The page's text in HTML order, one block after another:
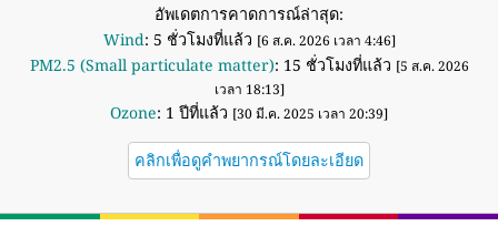
อัพเดตการคาดการณ์ล่าสุด:
Wind: 5 ชั่วโมงที่แล้ว [6 ส.ค. 2026 เวลา 4:46]
PM2.5 (Small particulate matter): 15 ชั่วโมงที่แล้ว [5 ส.ค. 2026
เวลา 18:13]
Ozone: 1 ปีที่แล้ว [30 มี.ค. 2025 เวลา 20:39]
คลิกเพื่อดูคำพยากรณ์โดยละเอียด